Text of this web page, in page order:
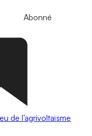
Abonné
de l’agrivoltaïsme